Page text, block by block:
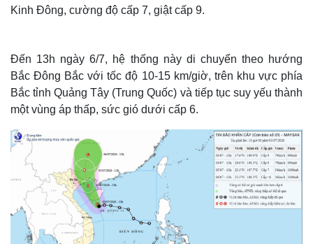
Kinh Đông, cường độ cấp 7, giật cấp 9.
Đến 13h ngày 6/7, hệ thống này di chuyển theo hướng
Bắc Đông Bắc với tốc độ 10-15 km/giờ, trên khu vực phía
Bắc tỉnh Quảng Tây (Trung Quốc) và tiếp tục suy yếu thành
một vùng áp thấp, sức gió dưới cấp 6.